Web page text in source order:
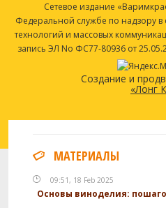
Сетевое издание
Федеральной службе по надзору
технологий и массовых
запись ЭЛ No ФС77-80936 от
Создание и
«Лонг
МАТЕРИАЛЫ
09:51, 18 Feb 2025
Основы виноделия: